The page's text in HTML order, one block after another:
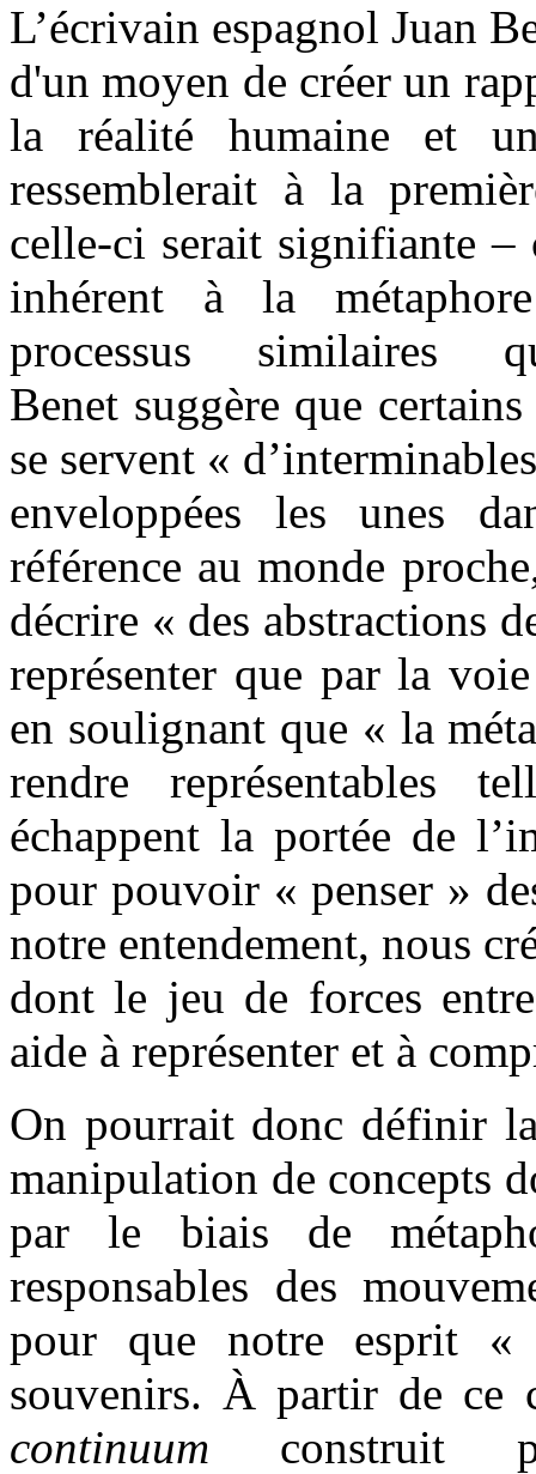
L’écrivain espagnol Juan
d'un moyen de créer un
la réalité humaine et
ressemblerait à la
celle-ci serait signifiante –
inhérent à la
processus
Benet suggère que
se servent «
enveloppées les unes
référence au monde
décrire « des abstractions
représenter que par la
en soulignant que « la
rendre représentables
échappent la portée de
pour pouvoir « penser »
notre entendement, nous
dont le jeu de forces
aide à représenter et à
On pourrait donc définir
manipulation de concepts
par le biais de
responsables des
pour que notre esprit «
souvenirs. À partir de ce
continuum construit